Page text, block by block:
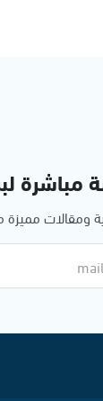
مباشرة
ومقالات